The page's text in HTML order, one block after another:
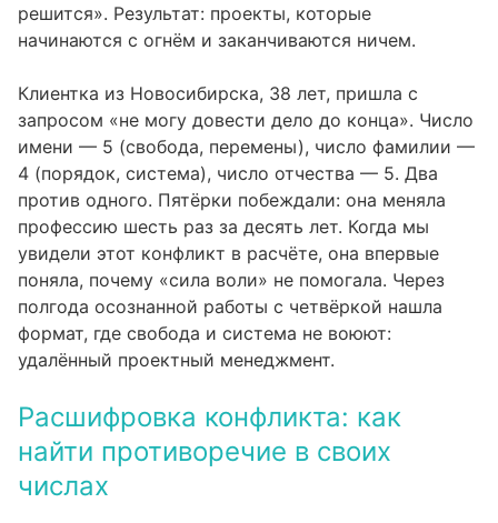
решится». Результат: проекты, которые
начинаются с огнём и заканчиваются ничем.
Клиентка из Новосибирска, 38 лет, пришла с
запросом «не могу довести дело до конца». Число
имени — 5 (свобода, перемены), число фамилии —
4 (порядок, система), число отчества — 5. Два
против одного. Пятёрки побеждали: она меняла
профессию шесть раз за десять лет. Когда мы
увидели этот конфликт в расчёте, она впервые
поняла, почему «сила воли» не помогала. Через
полгода осознанной работы с четвёркой нашла
формат, где свобода и система не воюют:
удалённый проектный менеджмент.
Расшифровка конфликта: как
найти противоречие в своих
числах